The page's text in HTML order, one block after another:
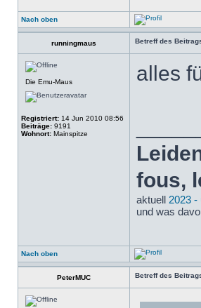
Nach oben
runningmaus Betreff des
Die Emu-Maus
Registriert: 14 Jun 2010 08:56
Beiträge: 9191
Wohnort: Mainspitze
alles
fous,
aktuell 2023 -
und was
Nach oben
PeterMUC Betreff des